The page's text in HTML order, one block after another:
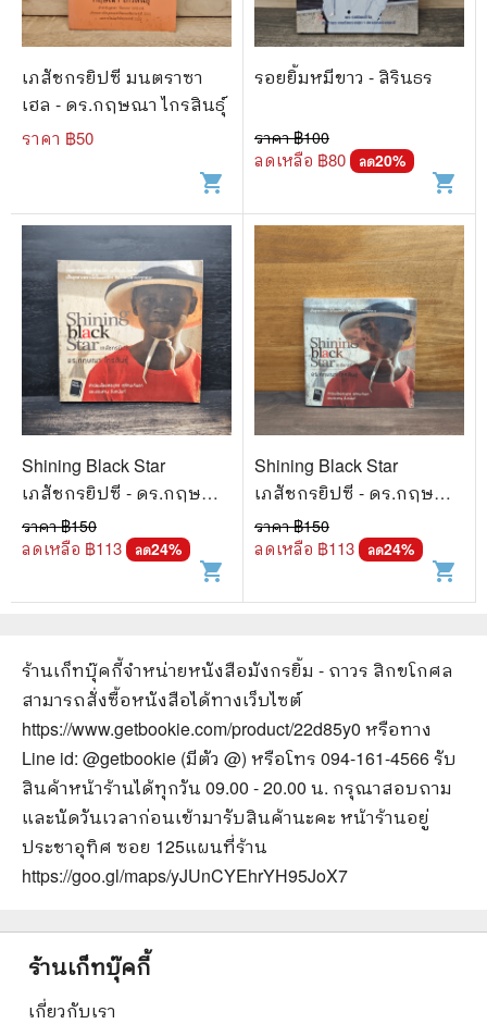
เภสัชกรยิปซี มนตราซา
เฮล - ดร.กฤษณา ไกรสินธุ์
ราคา ฿50
shopping_cart
รอยยิ้มหมีขาว - สิรินธร
ราคา ฿100
ลดเหลือ ฿80 ลด20%
shopping_cart
Shining Black Star
เภสัชกรยิปซี - ดร.กฤษณา
ไกรสินธุ์
ราคา ฿150
ลดเหลือ ฿113 ลด24%
shopping_cart
Shining Black Star
เภสัชกรยิปซี - ดร.กฤษณา
ไกรสินธุ์
ราคา ฿150
ลดเหลือ ฿113 ลด24%
shopping_cart
ร้านเก็ทบุ๊คกี้จำหน่ายหนังสือมังกรยิ้ม - ถาวร สิกขโกศล
สามารถสั่งซื้อหนังสือได้ทางเว็บไซต์
https://www.getbookie.com/product/22d85y0 หรือทาง
Line id: @getbookie (มีตัว @) หรือโทร 094-161-4566 รับ
สินค้าหน้าร้านได้ทุกวัน 09.00 - 20.00 น. กรุณาสอบถาม
และนัดวันเวลาก่อนเข้ามารับสินค้านะคะ หน้าร้านอยู่
ประชาอุทิศ ซอย 125แผนที่ร้าน
https://goo.gl/maps/yJUnCYEhrYH95JoX7
ร้านเก็ทบุ๊คกี้
เกี่ยวกับเรา